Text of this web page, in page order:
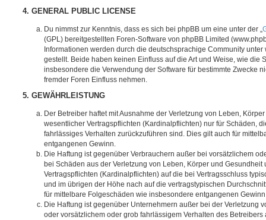
4. GENERAL PUBLIC LICENSE
Du nimmst zur Kenntnis, dass es sich bei phpBB um eine unter der „
(GPL) bereitgestellten Foren-Software von phpBB Limited
Informationen werden durch die deutschsprachige Community unter
gestellt. Beide haben keinen Einfluss auf die Art und Weise, wie die
insbesondere die Verwendung der Software für bestimmte Zwecke
fremder Foren Einfluss nehmen.
5. GEWÄHRLEISTUNG
Der Betreiber haftet mit Ausnahme der Verletzung von Leben,
wesentlicher Vertragspflichten (Kardinalpflichten) nur für Schäden,
fahrlässiges Verhalten zurückzuführen sind. Dies gilt auch für
entgangenen Gewinn.
Die Haftung ist gegenüber Verbrauchern außer bei vorsätzlichem
bei Schäden aus der Verletzung von Leben, Körper und
Vertragspflichten (Kardinalpflichten) auf die bei Vertragsschluss
und im übrigen der Höhe nach auf die vertragstypischen
für mittelbare Folgeschäden wie insbesondere entgangenen
Die Haftung ist gegenüber Unternehmern außer bei der Verletzung
oder vorsätzlichem oder grob fahrlässigem Verhalten des Betreibers